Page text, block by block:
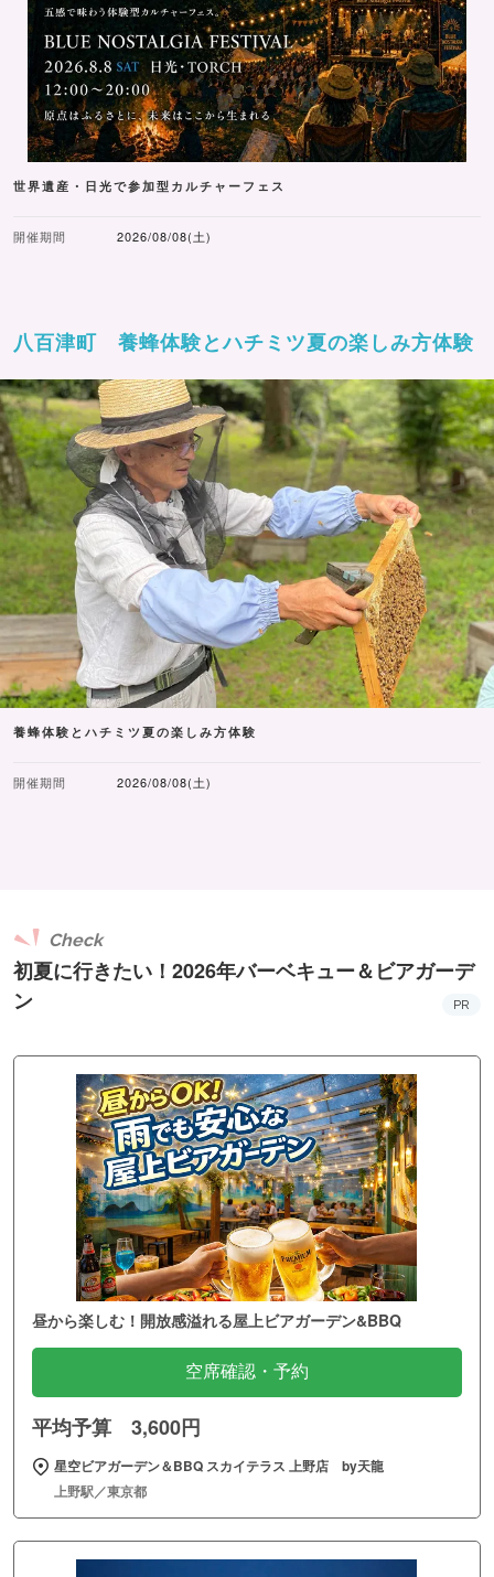
世界遺産・日光で参加型カルチャーフェス
開催期間 2026/08/08(土)
八百津町 養蜂体験とハチミツ夏の楽しみ方体験
養蜂体験とハチミツ夏の楽しみ方体験
開催期間 2026/08/08(土)
初夏に行きたい！2026年バーベキュー＆ビアガーデ
ン
Check
PR
昼から楽しむ！開放感溢れる屋上ビアガーデン&BBQ
空席確認・予約
平均予算 3,600円
星空ビアガーデン＆BBQ スカイテラス 上野店 by天龍
上野駅／東京都